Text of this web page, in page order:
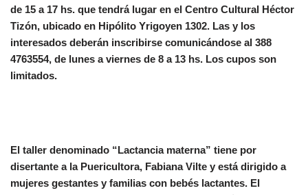
de 15 a 17 hs. que tendrá lugar en el Centro Cultural Héctor
Tizón, ubicado en Hipólito Yrigoyen 1302. Las y los
interesados deberán inscribirse comunicándose al 388
4763554, de lunes a viernes de 8 a 13 hs. Los cupos son
limitados.
El taller denominado “Lactancia materna” tiene por
disertante a la Puericultora, Fabiana Vilte y está dirigido a
mujeres gestantes y familias con bebés lactantes. El